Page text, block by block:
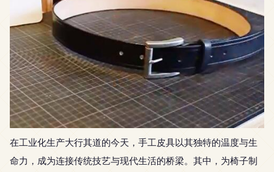
在工业化生产大行其道的今天，手工皮具以其独特的温度与生
命力，成为连接传统技艺与现代生活的桥梁。其中，为椅子制